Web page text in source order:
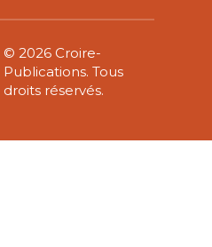
© 2026 Croire-
Publications. Tous
droits réservés.